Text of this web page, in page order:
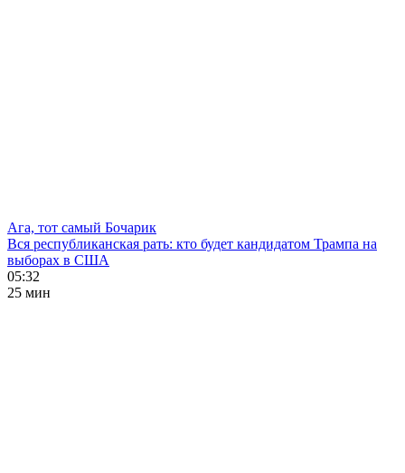
Ага, тот самый Бочарик
Вся республиканская рать: кто будет кандидатом Трампа на
выборах в США
05:32
25 мин